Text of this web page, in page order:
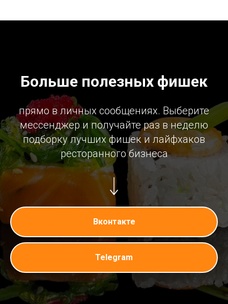
Больше полезных фишек
прямо в личных сообщениях. Выберите
мессенджер и получайте раз в неделю
подборку лучших фишек и лайфхаков
ресторанного бизнеса
Вконтакте
Telegram